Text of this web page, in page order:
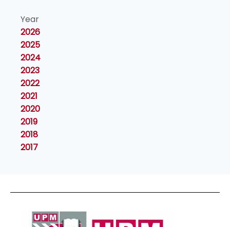
Year
2026
2025
2024
2023
2022
2021
2020
2019
2018
2017